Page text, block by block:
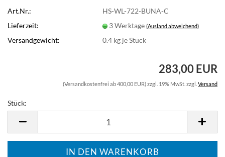
Art.Nr.:
HS-WL-722-BUNA-C
Lieferzeit:
3 Werktage(Ausland abweichend)
Versandgewicht: 0.4 kg je Stück
283,00 EUR
(Versandkostenfrei ab 400,00 EUR) zzgl. 19% MwSt. zzgl. Versand
Stück: